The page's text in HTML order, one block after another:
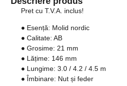
Pret cu T.V.A. inclus!
● Esență: Molid nordic
● Calitate: AB
● Grosime: 21 mm
●Lățime: 146 mm
●Lungime: 3.0 / 4.2 / 4.5 m
●Îmbinare: Nut și feder